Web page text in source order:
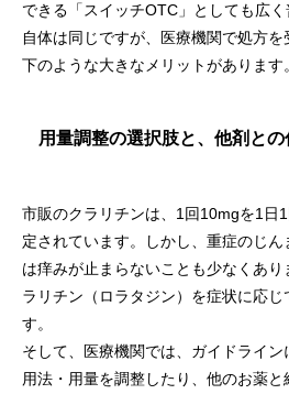
できる「スイッチOTC」としても広
自体は同じですが、医療機関で処方
下のような大きなメリットがあります。
用量調整の選択肢と、他剤との
市販のクラリチンは、1回10mgを1日
定されています。しかし、重症のじ
は痒みが止まらないことも少なくあ
ラリチン（ロラタジン）を症状に応
す。
そして、医療機関では、ガイドライ
用法・用量を調整したり、他のお薬